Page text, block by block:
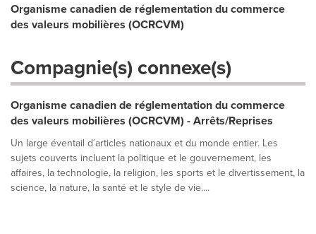
Organisme canadien de réglementation du commerce
des valeurs mobilières (OCRCVM)
Compagnie(s) connexe(s)
Organisme canadien de réglementation du commerce
des valeurs mobilières (OCRCVM) - Arrêts/Reprises
Un large éventail d´articles nationaux et du monde entier. Les
sujets couverts incluent la politique et le gouvernement, les
affaires, la technologie, la religion, les sports et le divertissement, la
science, la nature, la santé et le style de vie....